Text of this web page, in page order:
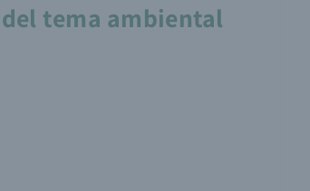
tema ambiental